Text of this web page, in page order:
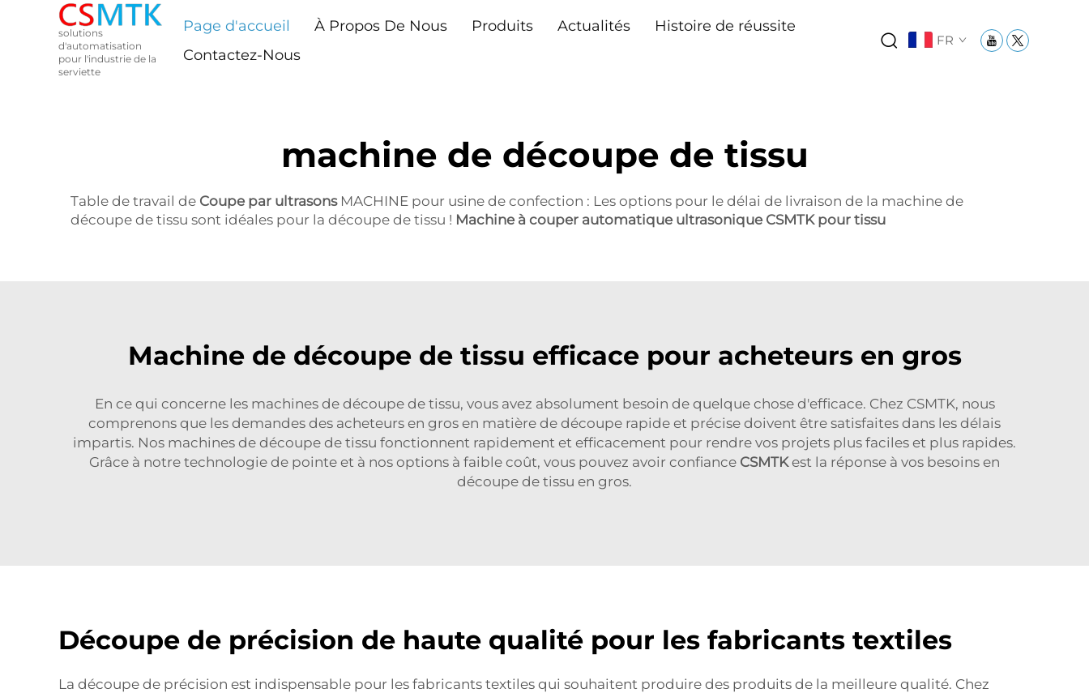
solutions
d'automatisation
pour l'industrie de la
serviette
Page d'accueil À Propos De Nous Produits Actualités
Histoire de réussite
Contactez-Nous
FR
machine de découpe de tissu
Table de travail de Coupe par ultrasons MACHINE pour usine de confection : Les options pour le délai de livraison de la machine de
découpe de tissu sont idéales pour la découpe de tissu ! Machine à couper automatique ultrasonique CSMTK pour tissu
Machine de découpe de tissu efficace pour acheteurs en gros
En ce qui concerne les machines de découpe de tissu, vous avez absolument besoin de quelque chose d'efficace. Chez CSMTK, nous
comprenons que les demandes des acheteurs en gros en matière de découpe rapide et précise doivent être satisfaites dans les délais
impartis. Nos machines de découpe de tissu fonctionnent rapidement et efficacement pour rendre vos projets plus faciles et plus rapides.
Grâce à notre technologie de pointe et à nos options à faible coût, vous pouvez avoir confiance CSMTKest la réponse à vos besoins en
découpe de tissu en gros.
Découpe de précision de haute qualité pour les fabricants textiles
La découpe de précision est indispensable pour les fabricants textiles qui souhaitent produire des produits de la meilleure qualité. Chez